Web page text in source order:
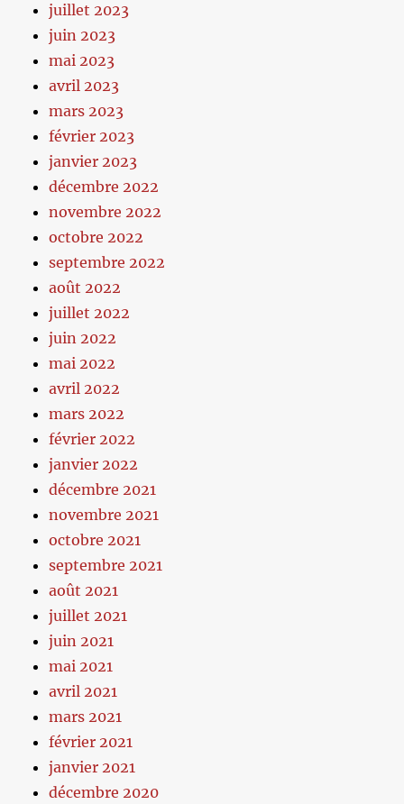
juillet 2023
juin 2023
mai 2023
avril 2023
mars 2023
février 2023
janvier 2023
décembre 2022
novembre 2022
octobre 2022
septembre 2022
août 2022
juillet 2022
juin 2022
mai 2022
avril 2022
mars 2022
février 2022
janvier 2022
décembre 2021
novembre 2021
octobre 2021
septembre 2021
août 2021
juillet 2021
juin 2021
mai 2021
avril 2021
mars 2021
février 2021
janvier 2021
décembre 2020